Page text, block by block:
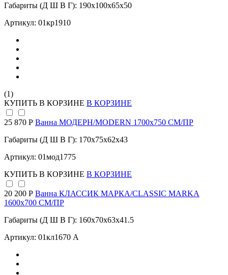
Габариты (Д Ш В Г): 190x100x65x50
Артикул: 01кр1910
(1)
КУПИТЬ В КОРЗИНЕ В КОРЗИНЕ
25 870 Р Ванна МОДЕРН/MODERN 1700х750 СМ/ПР
Габариты (Д Ш В Г): 170x75x62x43
Артикул: 01мод1775
КУПИТЬ В КОРЗИНЕ В КОРЗИНЕ
20 200 Р Ванна КЛАССИК МАРКА/CLASSIC MARKA
1600х700 СМ/ПР
Габариты (Д Ш В Г): 160x70x63x41.5
Артикул: 01кл1670 А